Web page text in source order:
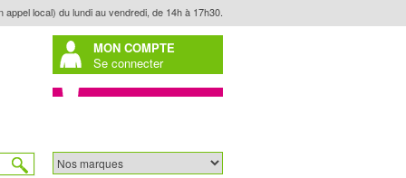
local) du lundi au vendredi, de 14h à 17h30.
MON COMPTE
Se connecter